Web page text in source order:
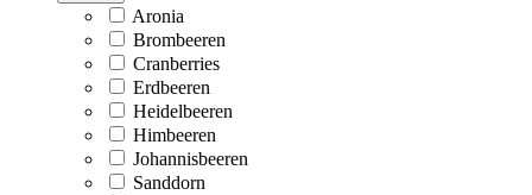
Aronia
Brombeeren
Cranberries
Erdbeeren
Heidelbeeren
Himbeeren
Johannisbeeren
Sanddorn